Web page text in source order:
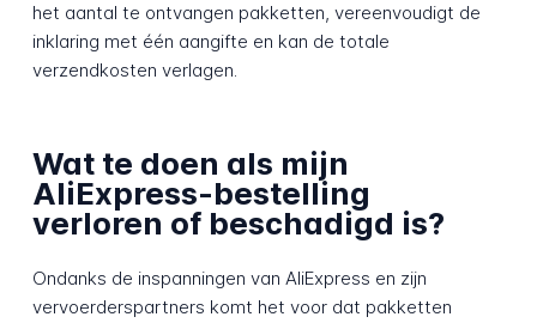
het aantal te ontvangen pakketten, vereenvoudigt de
inklaring met één aangifte en kan de totale
verzendkosten verlagen.
Wat te doen als mijn
AliExpress-bestelling
verloren of beschadigd is?
Ondanks de inspanningen van AliExpress en zijn
vervoerderspartners komt het voor dat pakketten